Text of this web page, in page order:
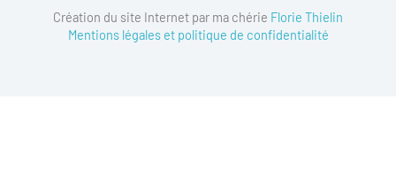
Création du site Internet par ma chérie Florie Thielin
Mentions légales et politique de confidentialité